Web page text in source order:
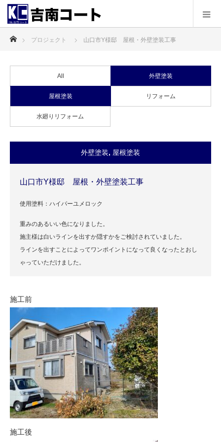
プロジェクト 山口市Y様邸 屋根・外壁塗装工事
All 外壁塗装
屋根塗装 リフォーム
水廻りリフォーム
外壁塗装, 屋根塗装
山口市Y様邸 屋根・外壁塗装工事
使用塗料：ハイパーユメロック
重みのあるいい色になりました。
施主様は白いラインを出すか隠すかをご検討されていました。
ラインを出すことによってワンポイントになって良くなったとおし
ゃっていただけました。
施工前
施工後